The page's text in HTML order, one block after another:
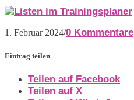
1. Februar 2024/0 Kommentare
Eintrag teilen
Teilen auf Facebook
Teilen auf X